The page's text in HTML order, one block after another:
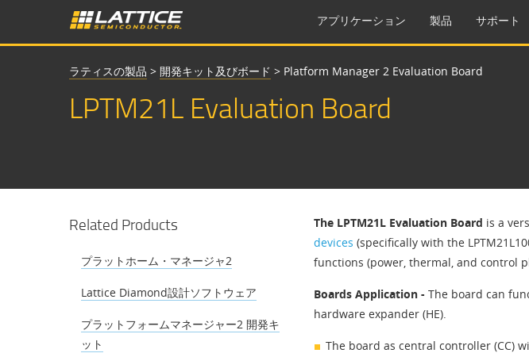
アプリケーション 製品 サポート
ラティスの製品 > 開発キット及びボード > Platform Manager 2 Evaluation Board
LPTM21L Evaluation Board
Related Products
プラットホーム・マネージャ2
Lattice Diamond設計ソフトウェア
プラットフォームマネージャー2 開発キ
ット
The LPTM21L Evaluation Board is a
devices (specifically with the
functions (power, thermal, and control
Boards Application - The board can
hardware expander (HE).
The board as central controller (CC)